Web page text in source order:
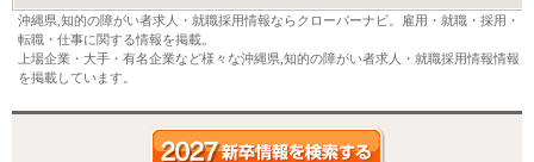
沖縄県,知的の障がい者求人・就職採用情報ならクローバーナビ。雇用・就職・採用・
転職・仕事に関する情報を掲載。
上場企業・大手・有名企業など様々な沖縄県,知的の障がい者求人・就職採用情報情報
を掲載しています。